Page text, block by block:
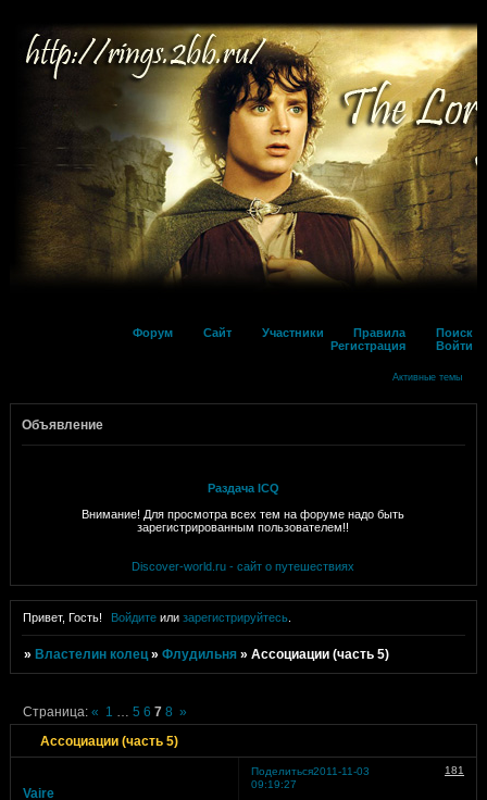
Форум Сайт Участники Правила
Поиск
Регистрация
Войти
Активные темы
Объявление
Раздача ICQ
Внимание! Для просмотра всех тем на форуме надо быть
зарегистрированным пользователем!!
Discover-world.ru - сайт о путешествиях
Привет, Гость! Войдите илизарегистрируйтесь
» Властелин колец »Флудильня »Ассоциации (часть 5)
Ассоциации (часть 5)
Страница:« 1 … 5 6 7 8 »
Поделиться 181
2011-11-03
09:19:27
Vaire